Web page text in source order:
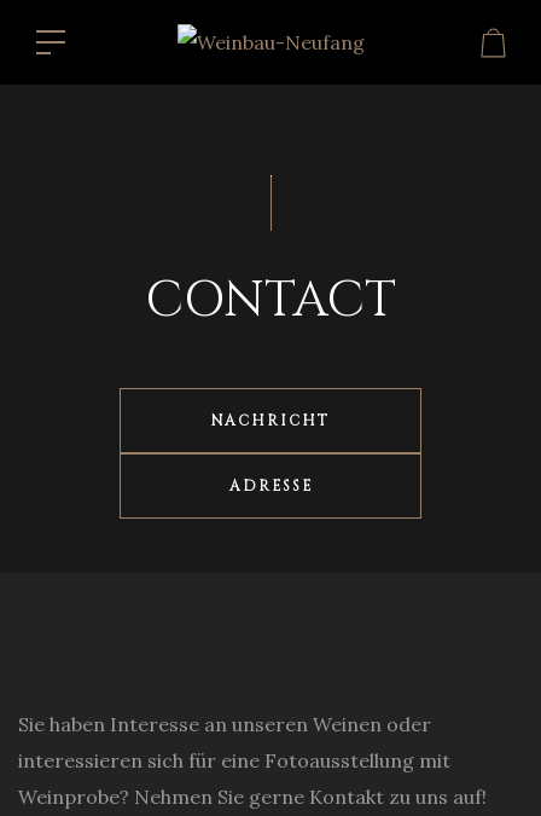
CONTACT
NACHRICHT
ADRESSE
Sie haben Interesse an unseren Weinen oder
interessieren sich für eine Fotoausstellung mit
Weinprobe? Nehmen Sie gerne Kontakt zu uns auf!